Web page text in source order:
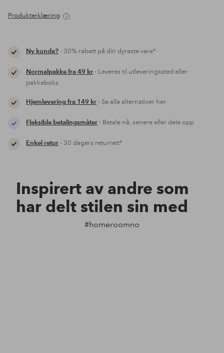
Produkterklæring
Ny kunde?- 30% rabatt på din dyreste vare*
Normalpakke fra 49 kr- Leveres til utleveringssted eller
pakkeboks
Hjemlevering fra 149 kr- Se alle alternativer her
Fleksible betalingsmåter- Betale nå, senere eller dele opp
Enkel retur- 30 dagers returrett*
Inspirert av andre som
har delt stilen sin med
#homeroomno